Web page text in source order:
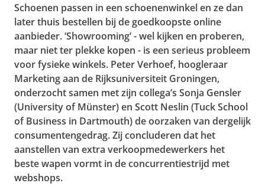
Schoenen passen in een schoenenwinkel en ze dan
later thuis bestellen bij de goedkoopste online
aanbieder. ‘Showrooming’ - wel kijken en proberen,
maar niet ter plekke kopen - is een serieus probleem
voor fysieke winkels. Peter Verhoef, hoogleraar
Marketing aan de Rijksuniversiteit Groningen,
onderzocht samen met zijn collega’s Sonja Gensler
(University of Münster) en Scott Neslin (Tuck School
of Business in Dartmouth) de oorzaken van dergelijk
consumentengedrag. Zij concluderen dat het
aanstellen van extra verkoopmedewerkers het
beste wapen vormt in de concurrentiestrijd met
webshops.